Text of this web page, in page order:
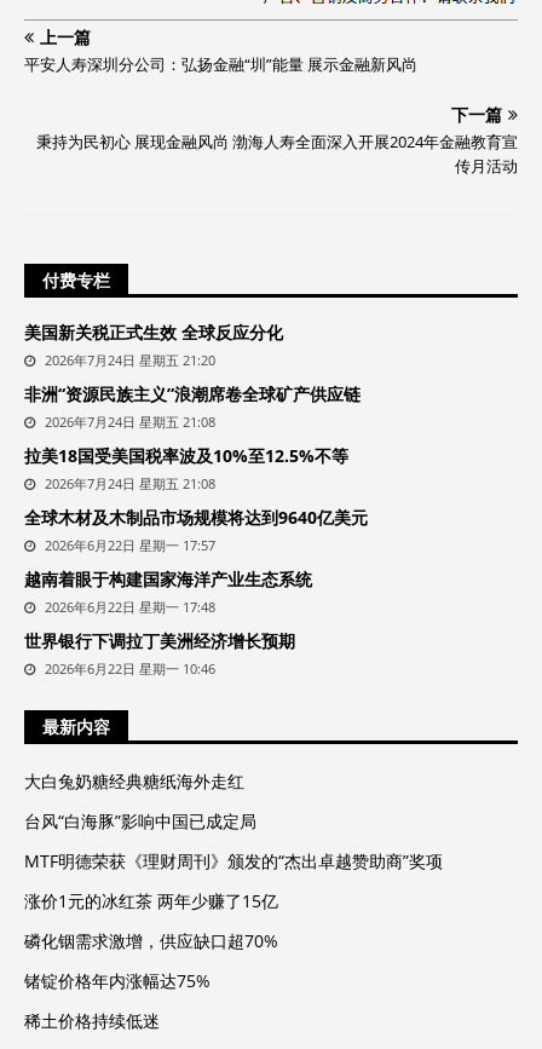
上一篇
平安人寿深圳分公司：弘扬金融“圳”能量 展示金融新风尚
下一篇
秉持为民初心 展现金融风尚 渤海人寿全面深入开展2024年金融教育宣
传月活动
付费专栏
美国新关税正式生效 全球反应分化
2026年7月24日 星期五 21:20
非洲“资源民族主义”浪潮席卷全球矿产供应链
2026年7月24日 星期五 21:08
拉美18国受美国税率波及10%至12.5%不等
2026年7月24日 星期五 21:08
全球木材及木制品市场规模将达到9640亿美元
2026年6月22日 星期一 17:57
越南着眼于构建国家海洋产业生态系统
2026年6月22日 星期一 17:48
世界银行下调拉丁美洲经济增长预期
2026年6月22日 星期一 10:46
最新内容
大白兔奶糖经典糖纸海外走红
台风“白海豚”影响中国已成定局
MTF明德荣获《理财周刊》颁发的“杰出卓越赞助商”奖项
涨价1元的冰红茶 两年少赚了15亿
磷化铟需求激增，供应缺口超70%
锗锭价格年内涨幅达75%
稀土价格持续低迷